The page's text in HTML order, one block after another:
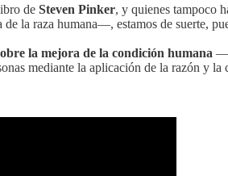
de Steven Pinker, y quienes tampoco
la raza humana—, estamos de suerte,
la mejora de la condición humana
mediante la aplicación de la razón